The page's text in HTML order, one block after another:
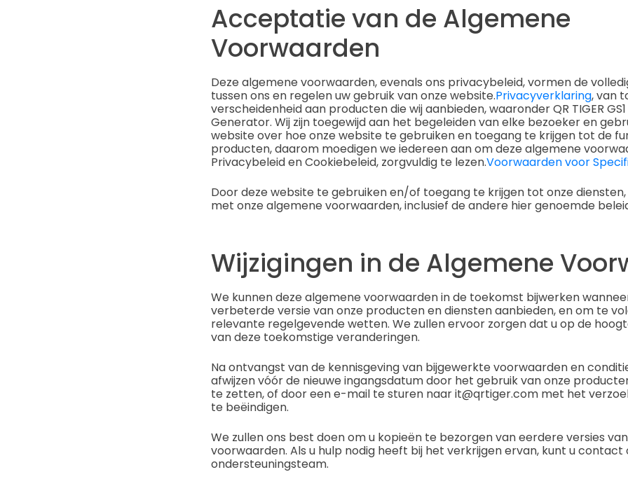
Acceptatie van de Algemene
Voorwaarden
Deze algemene voorwaarden, evenals ons privacybeleid, vormen de
tussen ons en regelen uw gebruik van onze website.Privacyverklaring, van
verscheidenheid aan producten die wij aanbieden, waaronder QR TIGER GS1
Generator. Wij zijn toegewijd aan het begeleiden van elke bezoeker en
website over hoe onze website te gebruiken en toegang te krijgen tot de
producten, daarom moedigen we iedereen aan om deze algemene
Privacybeleid en Cookiebeleid, zorgvuldig te lezen.Voorwaarden voor
Door deze website te gebruiken en/of toegang te krijgen tot onze
met onze algemene voorwaarden, inclusief de andere hier genoemde
Wijzigingen in de Algemene
We kunnen deze algemene voorwaarden in de toekomst bijwerken
verbeterde versie van onze producten en diensten aanbieden, en om te
relevante regelgevende wetten. We zullen ervoor zorgen dat u op de
van deze toekomstige veranderingen.
Na ontvangst van de kennisgeving van bijgewerkte voorwaarden en
afwijzen vóór de nieuwe ingangsdatum door het gebruik van onze
te zetten, of door een e-mail te sturen naar it@qrtiger.com met het
te beëindigen.
We zullen ons best doen om u kopieën te bezorgen van eerdere versies
voorwaarden. Als u hulp nodig heeft bij het verkrijgen ervan, kunt u
ondersteuningsteam.